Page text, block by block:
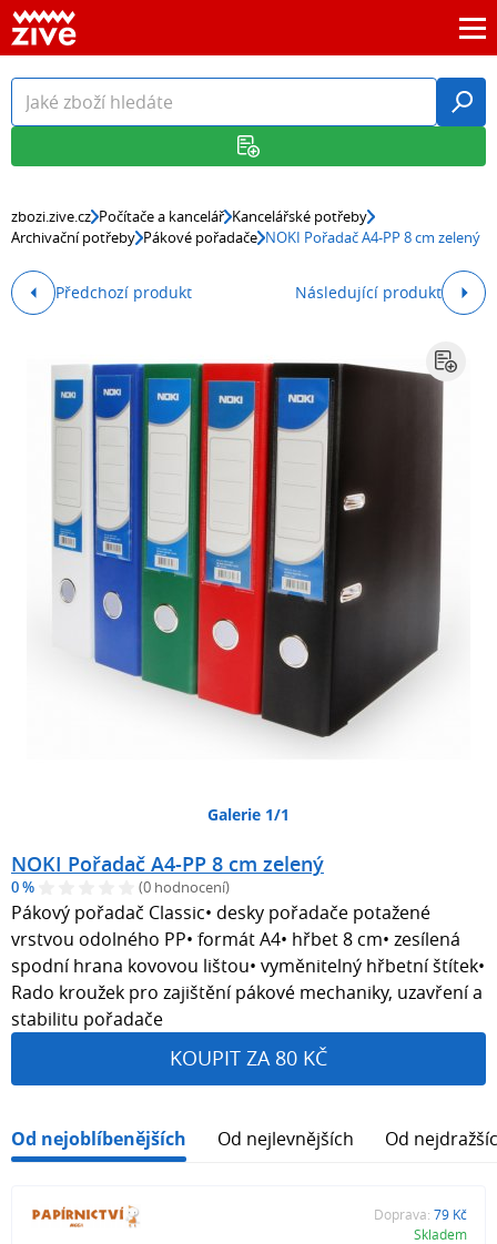
zbozi.zive.cz Počítače a kancelář Kancelářské potřeby
Archivační potřeby Pákové pořadače NOKI Pořadač A4-PP 8 cm zelený
Předchozí produkt Následující produkt
Galerie 1/1
NOKI Pořadač A4-PP 8 cm zelený
0 % (0 hodnocení)
Pákový pořadač Classic• desky pořadače potažené
vrstvou odolného PP• formát A4• hřbet 8 cm• zesílená
spodní hrana kovovou lištou• vyměnitelný hřbetní štítek•
Rado kroužek pro zajištění pákové mechaniky, uzavření a
stabilitu pořadače
KOUPIT ZA 80 KČ
Od nejoblíbenějších Od nejlevnějších Od
Doprava: 79 Kč
Skladem